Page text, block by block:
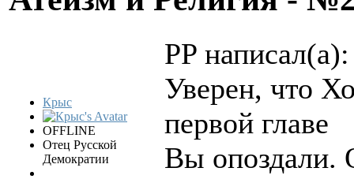
Крыс
OFFLINE
Отец Русской
Демократии
PP написал(а):
Уверен, что
первой главе
Вы опоздали.